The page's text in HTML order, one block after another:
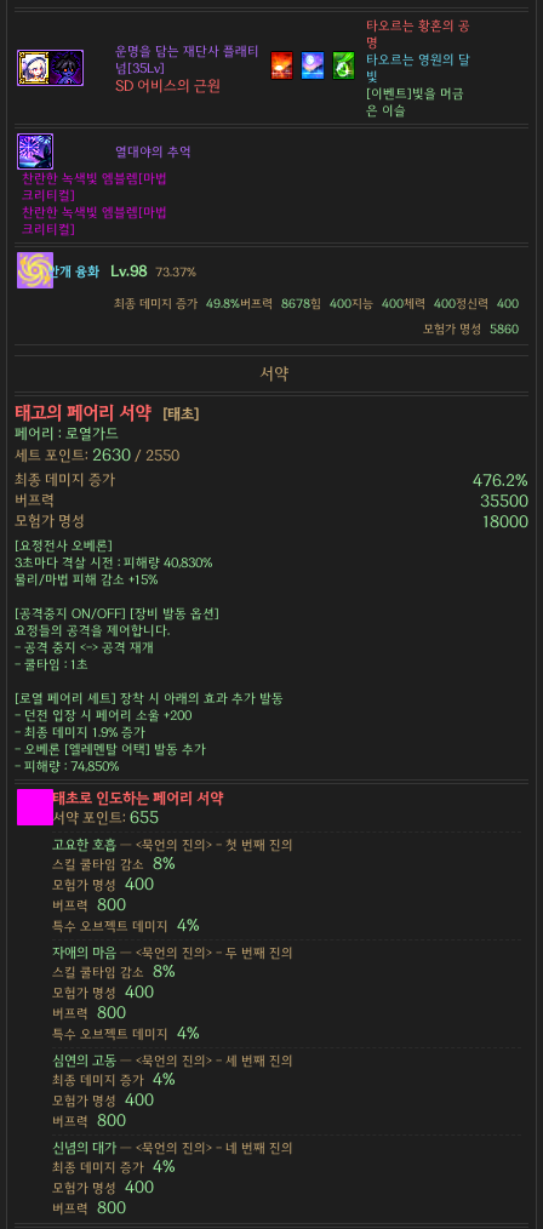
운명을 담는 재단사 플래티
넘[35Lv]
SD 어비스의 근원
타오르는 황혼의 공
명
타오르는 영원의 달
빛
[이벤트]빛을 머금
은 이슬
열대야의 추억
찬란한 녹색빛 엠블렘[마법
크리티컬]
찬란한 녹색빛 엠블렘[마법
크리티컬]
안개 융화 Lv.98 73.37%
최종 데미지 증가 49.8%버프력 8678힘 400지능 400체력 400정신력
400
모험가 명성
5860
서약
태고의 페어리 서약
[태초]
페어리 : 로열가드
세트 포인트: 2630 / 2550
최종 데미지 증가
476.2%
버프력 35500
모험가 명성 18000
[요정전사 오베론]
3초마다 격살 시전 : 피해량 40,830%
물리/마법 피해 감소 +15%
[공격중지 ON/OFF] [장비 발동 옵션]
요정들의 공격을 제어합니다.
- 공격 중지 <-> 공격 재개
- 쿨타임 : 1초
[로열 페어리 세트] 장착 시 아래의 효과 추가 발동
- 던전 입장 시 페어리 소울 +200
- 최종 데미지 1.9% 증가
- 오베론 [엘레멘탈 어택] 발동 추가
- 피해량 : 74,850%
태초로 인도하는 페어리 서약
서약 포인트:655
고요한 호흡— <묵언의 진의> - 첫 번째 진의
스킬 쿨타임 감소
8%
모험가 명성 400
버프력 800
특수 오브젝트 데미지 4%
자애의 마음— <묵언의 진의> - 두 번째 진의
스킬 쿨타임 감소
8%
모험가 명성 400
버프력 800
특수 오브젝트 데미지 4%
심연의 고동— <묵언의 진의> - 세 번째 진의
최종 데미지 증가 4%
모험가 명성 400
버프력 800
신념의 대가— <묵언의 진의> - 네 번째 진의
최종 데미지 증가 4%
모험가 명성 400
버프력 800